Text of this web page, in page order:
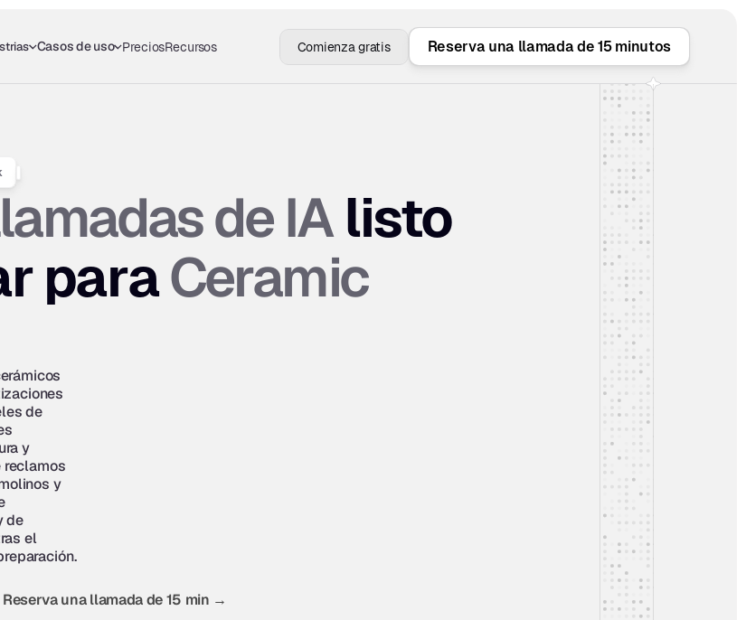
Casos de uso PreciosRecursos Comienza gratis Reserva una llamada de 15 minutos
de IA listo
para Ceramic
de
y
reclamos
y
de
el
Reserva una llamada de 15 min →